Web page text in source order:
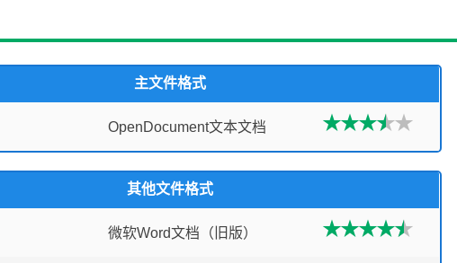
主文件格式
OpenDocument文本文档
其他文件格式
微软Word文档（旧版）